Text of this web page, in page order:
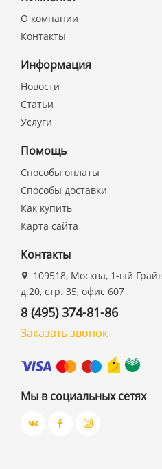
О компании
Контакты
Информация
Новости
Статьи
Услуги
Помощь
Способы оплаты
Способы доставки
Как купить
Карта сайта
Контакты
109518, Москва, 1-ый
д.20, стр. 35, офис 607
8 (495) 374-81-86
Заказать звонок
Мы в социальных сетях